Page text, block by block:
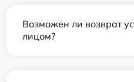
Возможен ли возврат
лицом?